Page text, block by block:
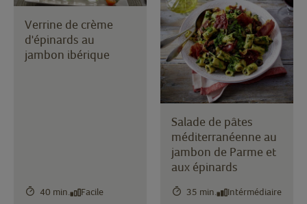
Verrine de crème
d'épinards au
jambon ibérique
40 min. Facile
Salade de pâtes
méditerranéenne au
jambon de Parme et
aux épinards
35 min. Intérmédiaire